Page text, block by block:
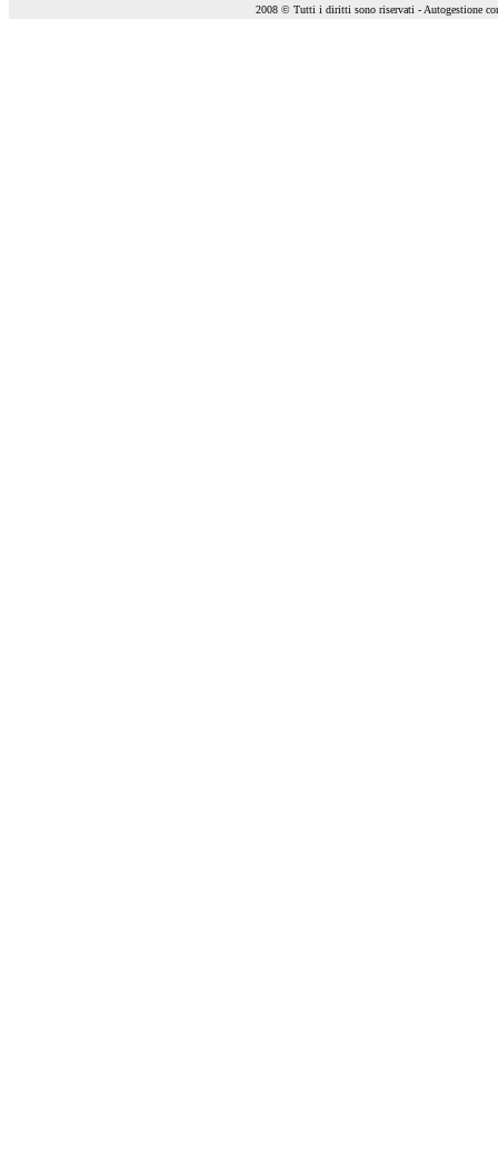
2008 © Tutti i diritti sono riservati - Autogestione